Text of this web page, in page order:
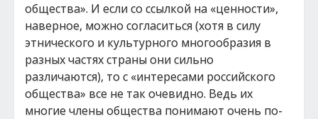
общества». И если со ссылкой на «ценности»,
наверное, можно согласиться (хотя в силу
этнического и культурного многообразия в
разных частях страны они сильно
различаются), то с «интересами российского
общества» все не так очевидно. Ведь их
многие члены общества понимают очень по-